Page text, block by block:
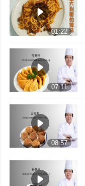
01:22
07:11
08:57